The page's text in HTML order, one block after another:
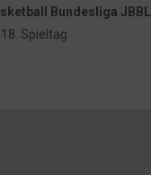
Bundesliga JBBL
Spieltag